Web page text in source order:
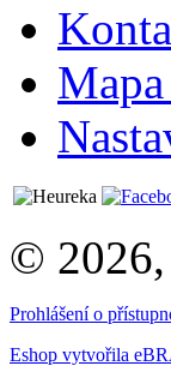
© 2026,
Prohlášení o
Eshop vytvořila